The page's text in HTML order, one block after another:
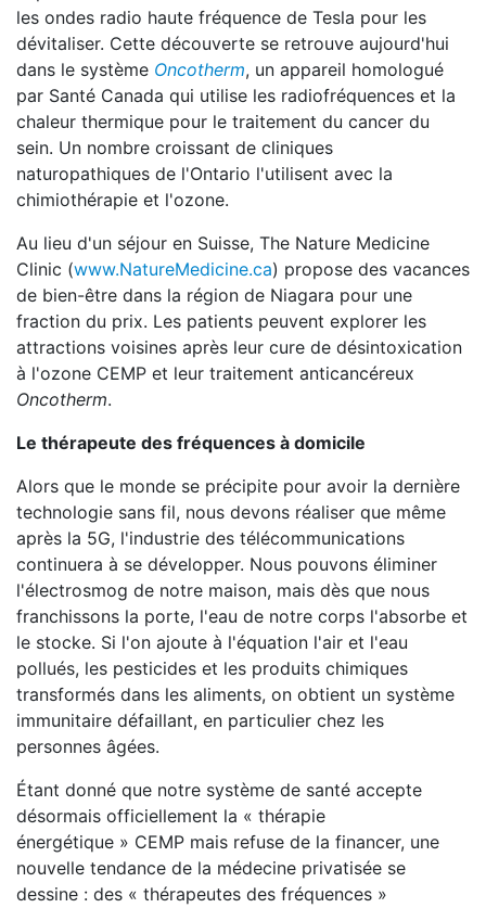
les ondes radio haute fréquence de Tesla pour les
dévitaliser. Cette découverte se retrouve aujourd'hui
dans le système Oncotherm, un appareil homologué
par Santé Canada qui utilise les radiofréquences et la
chaleur thermique pour le traitement du cancer du
sein. Un nombre croissant de cliniques
naturopathiques de l'Ontario l'utilisent avec la
chimiothérapie et l'ozone.
Au lieu d'un séjour en Suisse, The Nature Medicine
Clinic (www.NatureMedicine.ca) propose des vacances
de bien-être dans la région de Niagara pour une
fraction du prix. Les patients peuvent explorer les
attractions voisines après leur cure de désintoxication
à l'ozone CEMP et leur traitement anticancéreux
Oncotherm.
Le thérapeute des fréquences à domicile
Alors que le monde se précipite pour avoir la dernière
technologie sans fil, nous devons réaliser que même
après la 5G, l'industrie des télécommunications
continuera à se développer. Nous pouvons éliminer
l'électrosmog de notre maison, mais dès que nous
franchissons la porte, l'eau de notre corps l'absorbe et
le stocke. Si l'on ajoute à l'équation l'air et l'eau
pollués, les pesticides et les produits chimiques
transformés dans les aliments, on obtient un système
immunitaire défaillant, en particulier chez les
personnes âgées.
Étant donné que notre système de santé accepte
désormais officiellement la « thérapie
énergétique » CEMP mais refuse de la financer, une
nouvelle tendance de la médecine privatisée se
dessine : des « thérapeutes des fréquences »